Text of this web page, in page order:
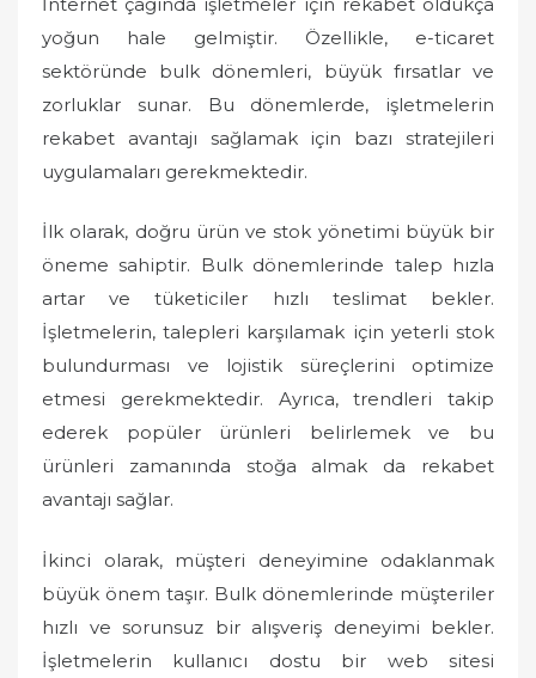
yoğun hale gelmiştir. Özellikle, e-ticaret
sektöründe bulk dönemleri, büyük fırsatlar ve
zorluklar sunar. Bu dönemlerde, işletmelerin
rekabet avantajı sağlamak için bazı stratejileri
uygulamaları gerekmektedir.
İlk olarak, doğru ürün ve stok yönetimi büyük bir
öneme sahiptir. Bulk dönemlerinde talep hızla
artar ve tüketiciler hızlı teslimat bekler.
İşletmelerin, talepleri karşılamak için yeterli stok
bulundurması ve lojistik süreçlerini optimize
etmesi gerekmektedir. Ayrıca, trendleri takip
ederek popüler ürünleri belirlemek ve bu
ürünleri zamanında stoğa almak da rekabet
avantajı sağlar.
İkinci olarak, müşteri deneyimine odaklanmak
büyük önem taşır. Bulk dönemlerinde müşteriler
hızlı ve sorunsuz bir alışveriş deneyimi bekler.
İşletmelerin kullanıcı dostu bir web sitesi